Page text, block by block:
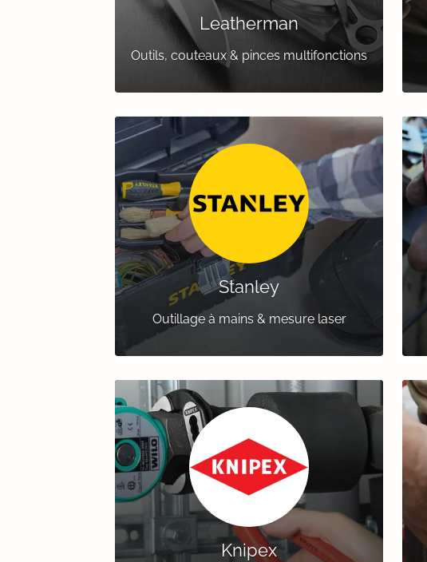
Leatherman
Outils, couteaux & pinces multifonctions
Stanley
Outillage à mains & mesure laser
Knipex